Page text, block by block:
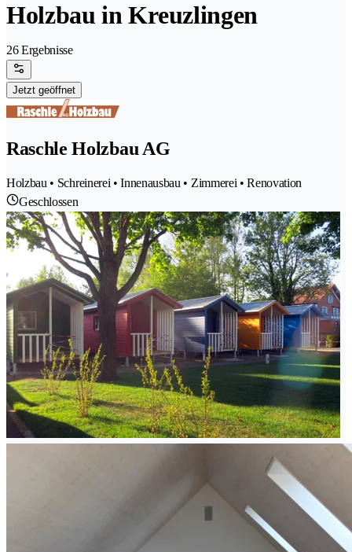
Holzbau in Kreuzlingen
26 Ergebnisse
Jetzt geöffnet
Raschle Holzbau AG
Holzbau • Schreinerei • Innenausbau • Zimmerei • Renovation
Geschlossen